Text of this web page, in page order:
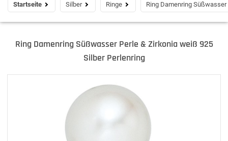
Startseite Silber Ringe Ring Damenring
Ring Damenring Süßwasser Perle & Zirkonia weiß 925
Silber Perlenring